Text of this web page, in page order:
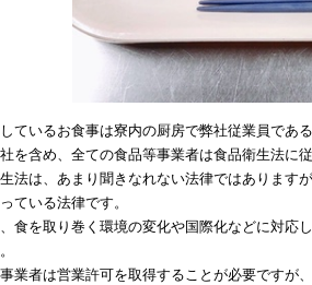
ているお食事は寮内の厨房で弊社従業員であ
を含め、全ての食品等事業者は食品衛生法に
法は、あまり聞きなれない法律ではあります
ている法律です。
食を取り巻く環境の変化や国際化などに対応
業者は営業許可を取得することが必要ですが